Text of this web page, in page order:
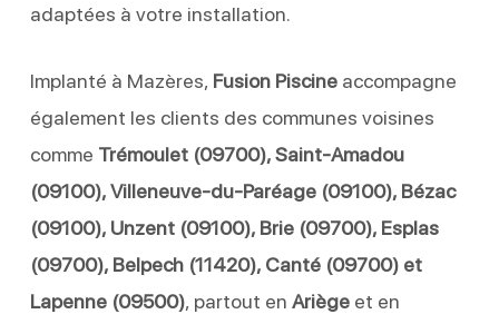
adaptées à votre installation.
Implanté à Mazères, Fusion Piscineaccompagne
également les clients des communes voisines
comme Trémoulet (09700), Saint-Amadou
(09100), Villeneuve-du-Paréage (09100), Bézac
(09100), Unzent (09100), Brie (09700), Esplas
(09700), Belpech (11420), Canté (09700) et
Lapenne (09500), partout en Ariègeet en